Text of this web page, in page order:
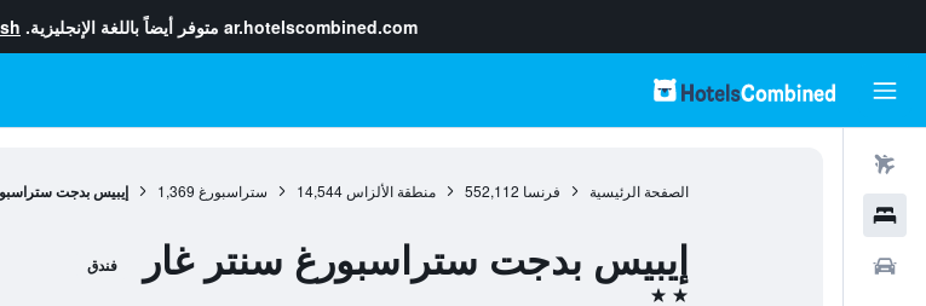
ar.hotelscombined.com متوفر أيضاً باللغة الإنجليزية.
الصفحة الرئيسية فرنسا 552,112 منطقة الألزاس 14,544 ستراسبورغ 1,369 إيبيس بدجت
إيبيس بدجت ستراسبورغ سنتر غار فندق
2 نجمتين